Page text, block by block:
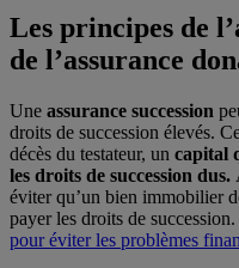
Les principes de
de l’assurance
Une assurance succession
droits de succession élevés.
décès du testateur, un capital
les droits de succession dus.
éviter qu’un bien immobilier
payer les droits de
pour éviter les problèmes